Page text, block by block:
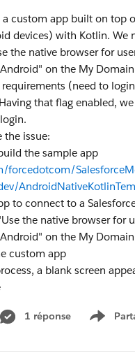
a custom app built on top
devices) with Kotlin. We
the native browser for
on the My
(need to login
that flag enabled, we
the issue:
the sample app
forcedotcom/
to connect to a
the native browser for
on the My Domain
custom app
a blank screen
1 réponse
Show